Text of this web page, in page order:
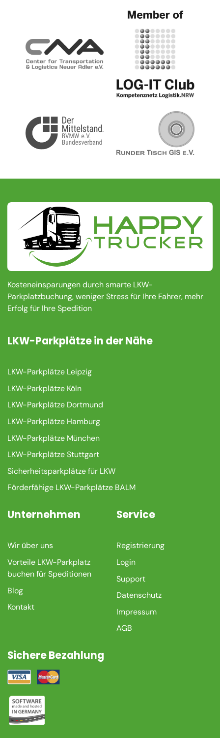
Kosteneinsparungen durch smarte LKW-
Parkplatzbuchung, weniger Stress für Ihre Fahrer, mehr
Erfolg für Ihre Spedition
LKW-Parkplätze in der Nähe
LKW-Parkplätze Leipzig
LKW-Parkplätze Köln
LKW-Parkplätze Dortmund
LKW-Parkplätze Hamburg
LKW-Parkplätze München
LKW-Parkplätze Stuttgart
Sicherheitsparkplätze für LKW
Förderfähige LKW-Parkplätze BALM
Unternehmen
Wir über uns
Vorteile LKW-Parkplatz
buchen für Speditionen
Blog
Kontakt
Service
Registrierung
Login
Support
Datenschutz
Impressum
AGB
Sichere Bezahlung